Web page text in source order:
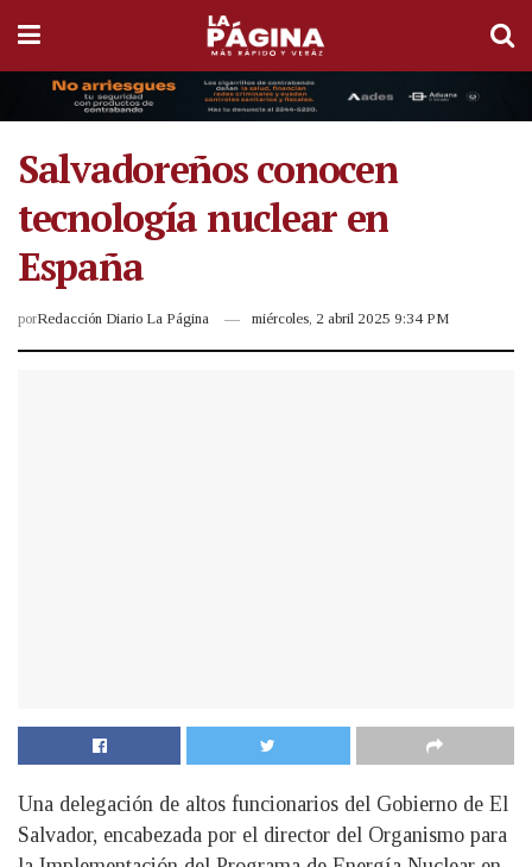
Salvadoreños conocen
tecnología nuclear en
España
porRedacción Diario La Página miércoles, 2 abril 2025 9:34 PM
Una delegación de altos funcionarios del Gobierno de El
Salvador, encabezada por el director del Organismo para